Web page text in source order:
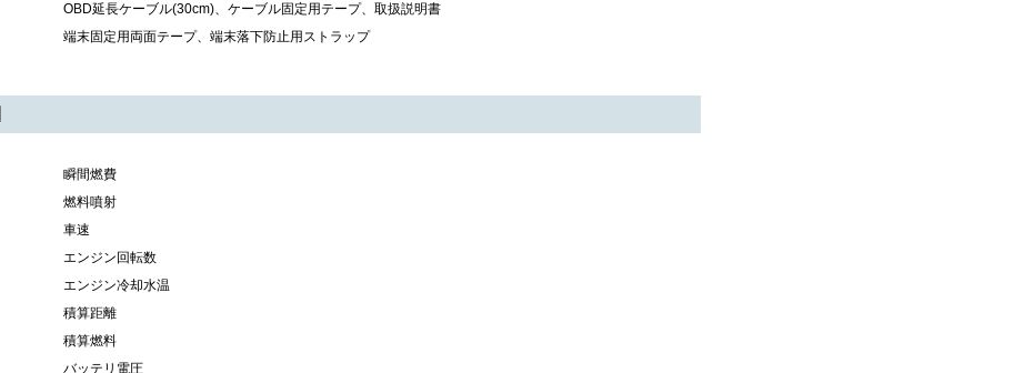
OBD延長ケーブル(30cm)、ケーブル固定用テープ、取扱説明書
端末固定用両面テープ、端末落下防止用ストラップ
瞬間燃費
燃料噴射
車速
エンジン回転数
エンジン冷却水温
積算距離
積算燃料
バッテリ電圧